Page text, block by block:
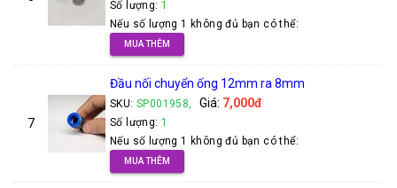
Số lượng: 1
Nếu số lượng 1 không đủ bạn có thể:
MUA THÊM
7
Đầu nối chuyển ống 12mm ra 8mm
SKU: SP001958, Giá: 7,000đ
Số lượng: 1
Nếu số lượng 1 không đủ bạn có thể:
MUA THÊM